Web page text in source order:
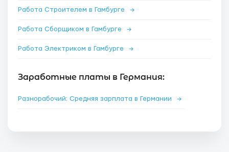
Работа Строителем в Гамбурге →
Работа Сборщиком в Гамбурге →
Работа Электриком в Гамбурге →
Заработные платы в Германия:
Разнорабочий: Средняя зарплата в Германии →